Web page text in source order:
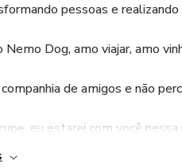
pessoas e realizando
Nemo Dog, amo viajar, amo
de amigos e não
eu estarei com você